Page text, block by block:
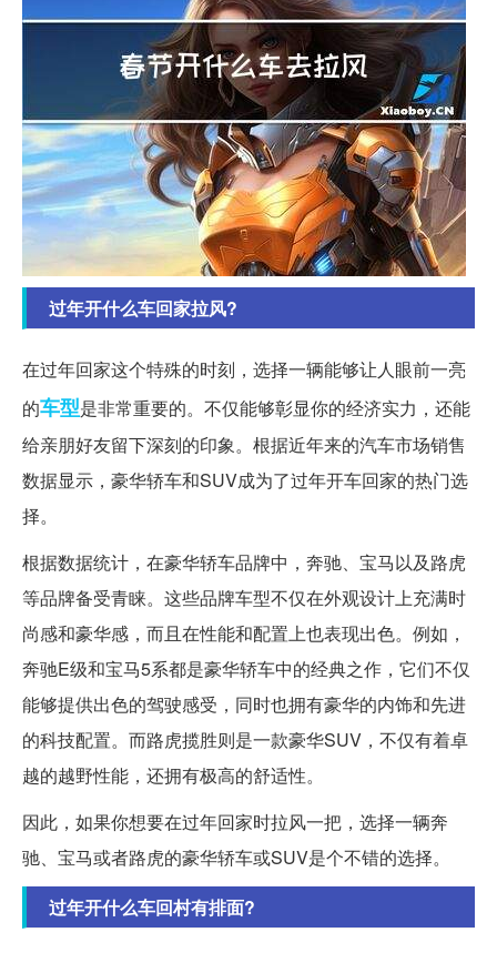
过年开什么车回家拉风?
在过年回家这个特殊的时刻，选择一辆能够让人眼前一亮
的车型是非常重要的。不仅能够彰显你的经济实力，还能
给亲朋好友留下深刻的印象。根据近年来的汽车市场销售
数据显示，豪华轿车和SUV成为了过年开车回家的热门选
择。
根据数据统计，在豪华轿车品牌中，奔驰、宝马以及路虎
等品牌备受青睐。这些品牌车型不仅在外观设计上充满时
尚感和豪华感，而且在性能和配置上也表现出色。例如，
奔驰E级和宝马5系都是豪华轿车中的经典之作，它们不仅
能够提供出色的驾驶感受，同时也拥有豪华的内饰和先进
的科技配置。而路虎揽胜则是一款豪华SUV，不仅有着卓
越的越野性能，还拥有极高的舒适性。
因此，如果你想要在过年回家时拉风一把，选择一辆奔
驰、宝马或者路虎的豪华轿车或SUV是个不错的选择。
过年开什么车回村有排面?